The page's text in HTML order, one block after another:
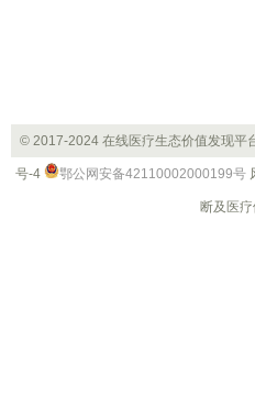
© 2017-2024 在线医疗生态价值发现平
号-4 鄂公网安备42110002000199号
断及医疗